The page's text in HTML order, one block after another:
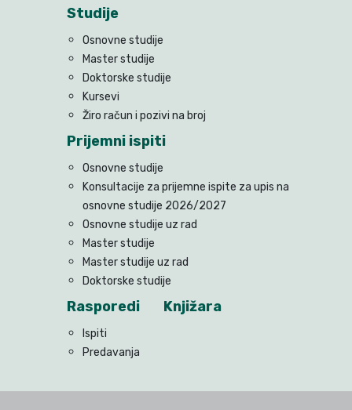
Studije
Osnovne studije
Master studije
Doktorske studije
Kursevi
Žiro račun i pozivi na broj
Prijemni ispiti
Osnovne studije
Konsultacije za prijemne ispite za upis na
osnovne studije 2026/2027
Osnovne studije uz rad
Master studije
Master studije uz rad
Doktorske studije
Rasporedi
Ispiti
Predavanja
Knjižara